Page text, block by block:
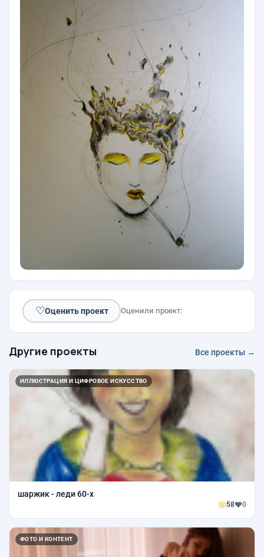
♡Оценить проект Оценили проект:
Другие проекты Все проекты →
ИЛЛЮСТРАЦИЯ И ЦИФРОВОЕ ИСКУССТВО
шаржик - леди 60-х
58 0
ФОТО И КОНТЕНТ